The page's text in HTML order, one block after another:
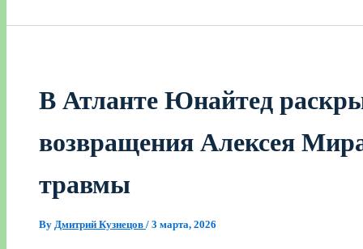
В Атланте Юнайтед
возвращения Алексея
травмы
By Дмитрий Кузнецов / 3 марта, 2026